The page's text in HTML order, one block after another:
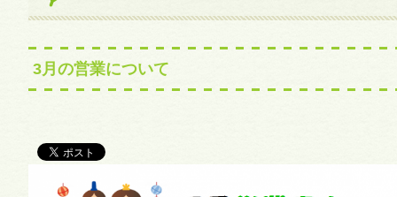
3月の営業について